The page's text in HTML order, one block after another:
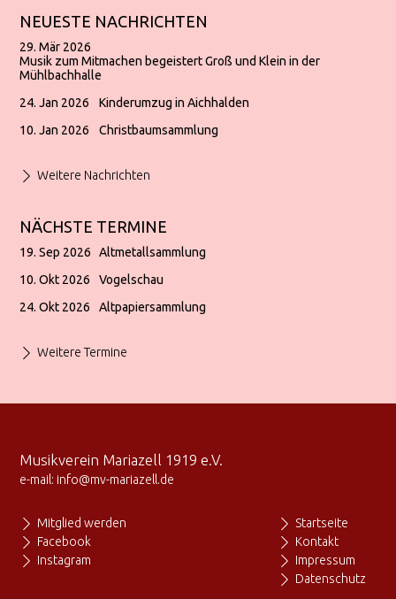
NEUESTE NACHRICHTEN
29. Mär 2026
Musik zum Mitmachen begeistert Groß und Klein in der
Mühlbachhalle
24. Jan 2026
Kinderumzug in Aichhalden
10. Jan 2026
Christbaumsammlung
Weitere Nachrichten
NÄCHSTE TERMINE
19. Sep 2026
Altmetallsammlung
10. Okt 2026
Vogelschau
24. Okt 2026
Altpapiersammlung
Weitere Termine
Musikverein Mariazell 1919 e.V.
e-mail: info@mv-mariazell.de
Mitglied werden
Facebook
Instagram
Startseite
Kontakt
Impressum
Datenschutz